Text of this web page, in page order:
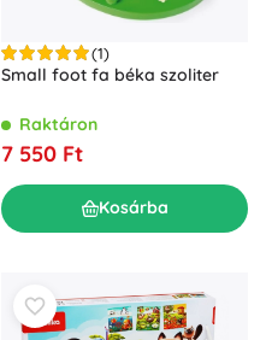
(1)
Small foot fa béka szoliter
Raktáron
7 550 Ft
Kosárba